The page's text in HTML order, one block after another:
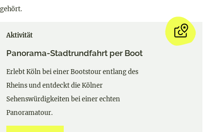
gehört.
Aktivität
Panorama-Stadtrundfahrt per Boot
Erlebt Köln bei einer Bootstour entlang des
Rheins und entdeckt die Kölner
Sehenswürdigkeiten bei einer echten
Panoramatour.